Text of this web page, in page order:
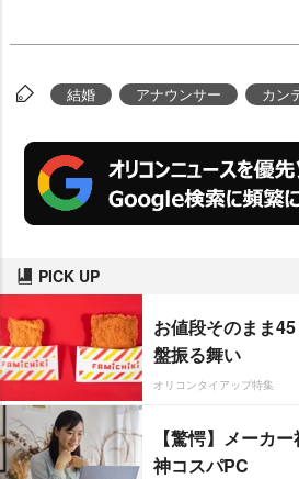
結婚 アナウンサー カン
PICK UP
お値段そのまま
盤振る舞い
オリコンタイアップ特集
【驚愕】メーカ
神コスパPC